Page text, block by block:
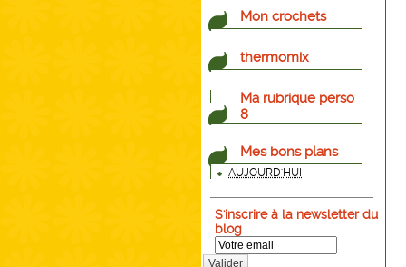
Mon crochets
thermomix
Ma rubrique perso
8
Mes bons plans
AUJOURD'HUI
S'inscrire à la newsletter du
blog
Valider